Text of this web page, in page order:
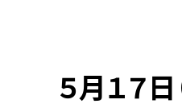
５月１７